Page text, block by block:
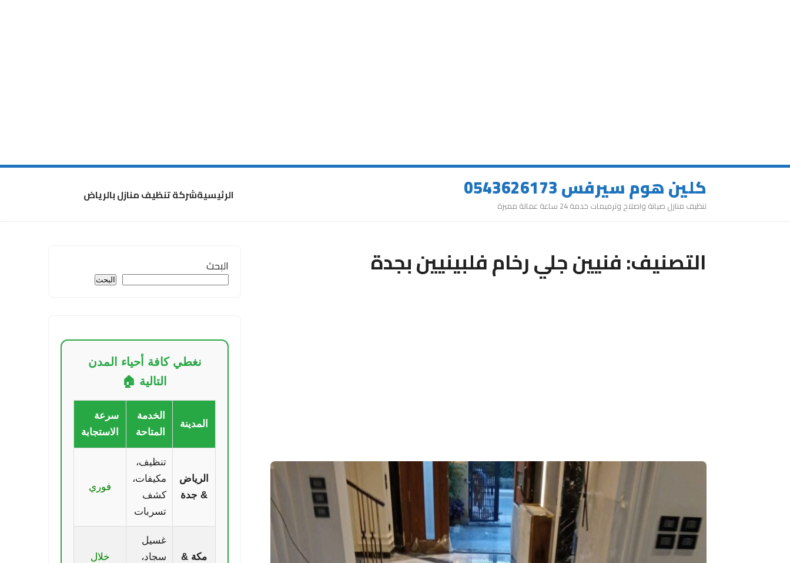
كلين هوم سيرفس 0543626173
تنظيف منازل صيانة واصلاح وترميمات خدمة 24 ساعة عمالة مميزة
الرئيسيةشركة تنظيف منازل بالرياض
التصنيف:فنيين جلي رخام فلبينيين بجدة البحث
البحث
نغطي كافة أحياء المدن
التالية 🏠
المدينة
الخدمة
المتاحة
سرعة
الاستجابة
الرياض
& جدة
تنظيف،
مكيفات،
كشف
تسربات
فوري
مكة &
غسيل
سجاد،
خلال